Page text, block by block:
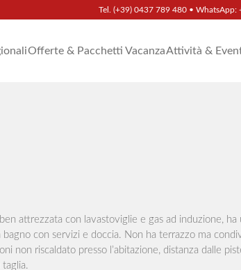
Tel. (+39) 0437 789 480• WhatsApp:
Offerte & Pacchetti VacanzaAttività &
attrezzata con lavastoviglie e gas ad induzione, ha
con servizi e doccia. Non ha terrazzo ma
non riscaldato presso l’abitazione, distanza dalle